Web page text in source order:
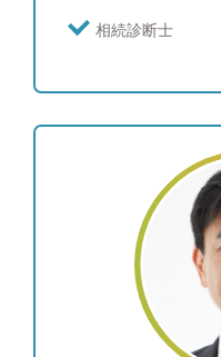
趣味 二人の子供と遊
相続診断士